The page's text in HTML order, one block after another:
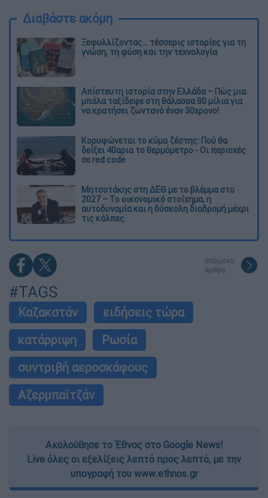
Διαβάστε ακόμη
Ξεφυλλίζοντας... τέσσερις ιστορίες για τη
γνώση, τη φύση και την τεχνολογία
Απίστευτη ιστορία στην Ελλάδα – Πώς μια
μπάλα ταξίδεψε στη θάλασσα 80 μίλια για
να κρατήσει ζωντανό έναν 30χρονο!
Κορυφώνεται το κύμα ζέστης: Πού θα
δείξει 40αρια το θερμόμετρο - Οι περιοχές
σε red code
Μητσοτάκης στη ΔΕΘ με το βλέμμα στο
2027 – Το οικονομικό στοίχημα, η
αυτοδυναμία και η δύσκολη διαδρομή μέχρι
τις κάλπες
επόμενο
άρθρο
#TAGS
Καζακστάν
ειδήσεις τώρα
κατάρριψη
Ρωσία
συντριβή αεροσκάφους
Αζερμπαϊτζάν
Ακολούθησε το Έθνος στο Google News!
Live όλες οι εξελίξεις λεπτό προς λεπτό, με την
υπογραφή του www.ethnos.gr